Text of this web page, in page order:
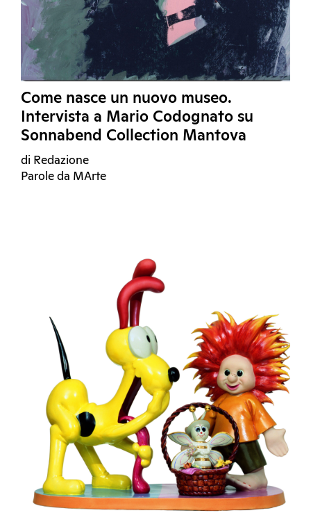
Come nasce un nuovo museo.
Intervista a Mario Codognato su
Sonnabend Collection Mantova
di Redazione
Parole da MArte